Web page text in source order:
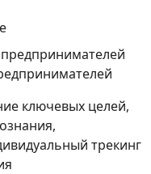
ключевых целей,
трекинг